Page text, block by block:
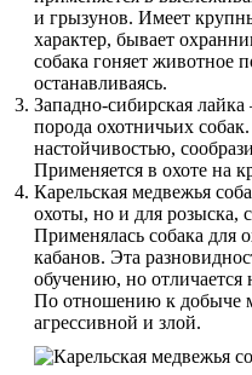
и грызунов. Имеет
характер, бывает
собака гоняет животное
останавливаясь.
Западно-сибирская лайка
порода охотничьих
настойчивостью,
Применяется в охоте на
Карельская медвежья
охоты, но и для розыска,
Применялась собака для
кабанов. Эта
обучению, но
По отношению к добыче
агрессивной и злой.